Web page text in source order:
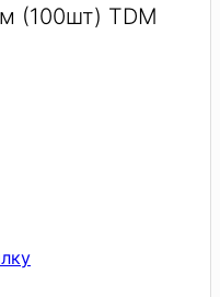
(100шт) TDM